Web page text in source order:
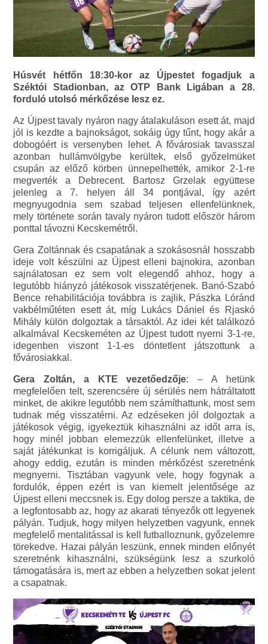
Húsvét hétfőn 18:30-kor az Újpestet fogadjuk a
Széktói Stadionban, az OTP Bank Ligában a 28.
forduló utolsó mérkőzése lesz ez.
Az Újpest tavaly nyáron nagy átalakuláson esett át, majd
jól is kezdte a bajnokságot, sokáig úgy tűnt, hogy akár a
dobogóért is versenyben lehet. A fővárosiak tavasszal
azonban hullámvölgybe kerültek, első győzelmüket
csupán az előző körben ünnepelhették, amikor 2-1-re
megverték a Debrecent. Bartosz Grzelak együttese
jelenleg a 7. helyen áll 34 pontjával, így azért
megnyugodnia sem szabad teljesen ellenfelünknek,
mely története során tavaly nyáron tudott először három
ponttal távozni Kecskemétről.
Gera Zoltánnak és csapatának a szokásosnál hosszabb
ideje volt készülni az Újpest elleni bajnokira, azonban
sajnálatosan ez sem volt elegendő ahhoz, hogy a
legutóbb hiányzó játékosok visszatérjenek. Banó-Szabó
Bence rehabilitációja továbbra is zajlik, Pászka Lóránd
vakbélműtéten esett át, míg Lukács Dániel és Rjaskó
Mihály külön dolgoztak a társaktól. Az idei két találkozó
alkalmával Kecskeméten az Újpest tudott nyerni 3-1-re,
idegenben viszont 1-1-es döntetlent játszottunk a
fővárosiakkal.
Gera Zoltán, a KTE vezetőedzője: – A hetünk
megfelelően telt, szerencsére új sérülés nem hátráltatott
minket, de akikre legutóbb nem számíthattunk, most sem
tudnak még visszatérni. Az edzéseken jól dolgoztak a
játékosok végig, igyekeztük kihasználni az időt arra is,
hogy minél jobban elemezzük ellenfelünket, illetve a
saját játékunkat is korrigáljuk. A célunk nem változott,
ahogy eddig, ezután is minden mérkőzést szeretnénk
megnyerni. Tisztában vagyunk vele, hogy fogynak a
fordulók, éppen ezért is van kiemelt jelentősége az
Újpest elleni meccsnek is. Egy dolog persze a taktika, de
a legfontosabb az, hogy az akarati tényezők ott legyenek
pályán. Tudjuk, hogy milyen helyzetben vagyunk, ennek
megfelelő mentalitással is kell futballoznunk, győzelemre
törekedve. Hazai pályán leszünk, ennek minden előnyét
szeretnénk kihasználni, szükségünk lesz a szurkoló
támogatására is, mert az ebben a helyzetben sokat jelent
a csapatnak.